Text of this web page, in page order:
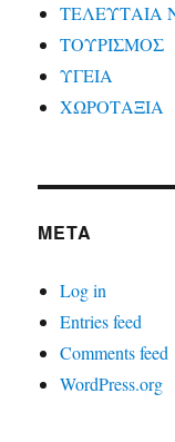
ΤΕΛΕΥΤΑΙΑ
ΤΟΥΡΙΣΜΟΣ
ΥΓΕΙΑ
ΧΩΡΟΤΑΞΙΑ
META
Log in
Entries feed
Comments feed
WordPress.org